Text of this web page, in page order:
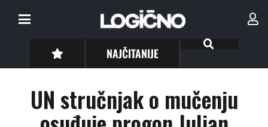
NAJČITANIJE
UN stručnjak o mučenju